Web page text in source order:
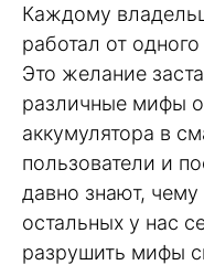
Каждому
работал от
Это желание
различные мифы
аккумулятора в
пользователи и
давно знают,
остальных у нас
разрушить мифы